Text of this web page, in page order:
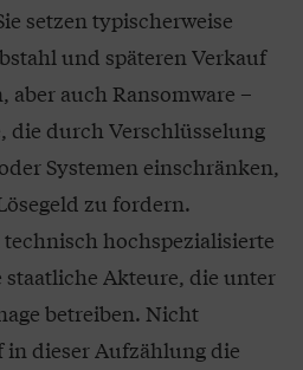
setzen typischerweise
und späteren Verkauf
auch Ransomware –
die durch Verschlüsselung
Systemen einschränken,
zu fordern.
hochspezialisierte
staatliche Akteure, die unter
betreiben. Nicht
in dieser Aufzählung die